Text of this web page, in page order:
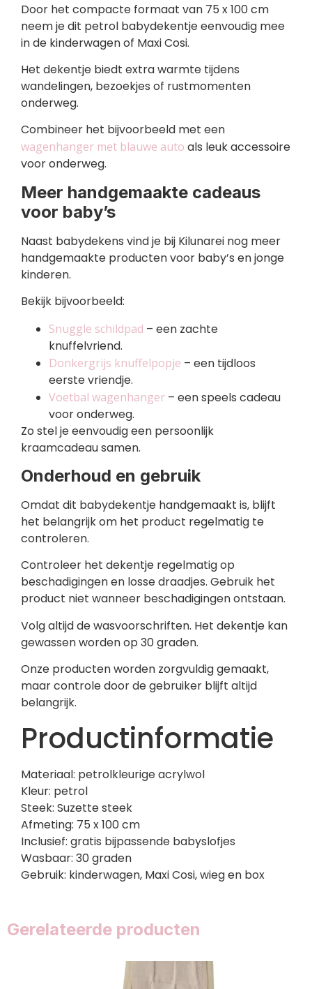
Door het compacte formaat van 75 x 100 cm
neem je dit petrol babydekentje eenvoudig mee
in de kinderwagen of Maxi Cosi.
Het dekentje biedt extra warmte tijdens
wandelingen, bezoekjes of rustmomenten
onderweg.
Combineer het bijvoorbeeld met een
wagenhanger met blauwe auto als leuk accessoire
voor onderweg.
Meer handgemaakte cadeaus
voor baby’s
Naast babydekens vind je bij Kilunarei nog meer
handgemaakte producten voor baby’s en jonge
kinderen.
Bekijk bijvoorbeeld:
Snuggle schildpad – een zachte
knuffelvriend.
Donkergrijs knuffelpopje – een tijdloos
eerste vriendje.
Voetbal wagenhanger – een speels cadeau
voor onderweg.
Zo stel je eenvoudig een persoonlijk
kraamcadeau samen.
Onderhoud en gebruik
Omdat dit babydekentje handgemaakt is, blijft
het belangrijk om het product regelmatig te
controleren.
Controleer het dekentje regelmatig op
beschadigingen en losse draadjes. Gebruik het
product niet wanneer beschadigingen ontstaan.
Volg altijd de wasvoorschriften. Het dekentje kan
gewassen worden op 30 graden.
Onze producten worden zorgvuldig gemaakt,
maar controle door de gebruiker blijft altijd
belangrijk.
Productinformatie
Materiaal: petrolkleurige acrylwol
Kleur: petrol
Steek: Suzette steek
Afmeting: 75 x 100 cm
Inclusief: gratis bijpassende babyslofjes
Wasbaar: 30 graden
Gebruik: kinderwagen, Maxi Cosi, wieg en box
Gerelateerde producten